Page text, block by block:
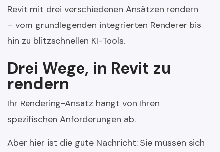
Revit mit drei verschiedenen Ansätzen rendern
– vom grundlegenden integrierten Renderer bis
hin zu blitzschnellen KI-Tools.
Drei Wege, in Revit zu
rendern
Ihr Rendering-Ansatz hängt von Ihren
spezifischen Anforderungen ab.
Aber hier ist die gute Nachricht: Sie müssen sich